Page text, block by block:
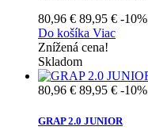
80,96 € 89,95 € -10%
Do košíka Viac
Znížená cena!
Skladom
80,96 € 89,95 € -10%
GRAP 2.0 JUNIOR